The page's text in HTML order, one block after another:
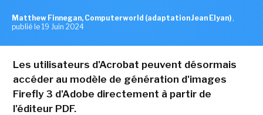
Matthew Finnegan, Computerworld (adaptation Jean Elyan) ,
publié le 19 Juin 2024
Les utilisateurs d'Acrobat peuvent désormais
accéder au modèle de génération d'images
Firefly 3 d'Adobe directement à partir de
l'éditeur PDF.